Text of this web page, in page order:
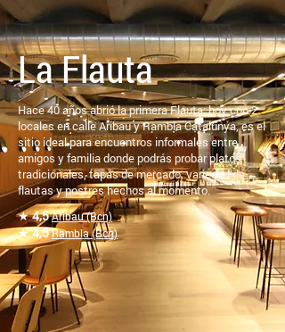
La Flauta
Hace 40 años abrió la primera Flauta; hoy con 2
locales en calle Aribau y Rambla Catalunya, es el
sitio ideal para encuentros informales entre
amigos y familia donde podrás probar platos
tradicionales, tapas de mercado, variedad de
flautas y postres hechos al momento.
★4,5Aribau (Bcn)
★4,5Rambla (Bcn)